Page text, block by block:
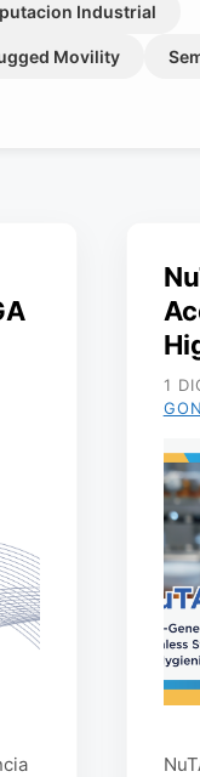
Industrial
Movility
1